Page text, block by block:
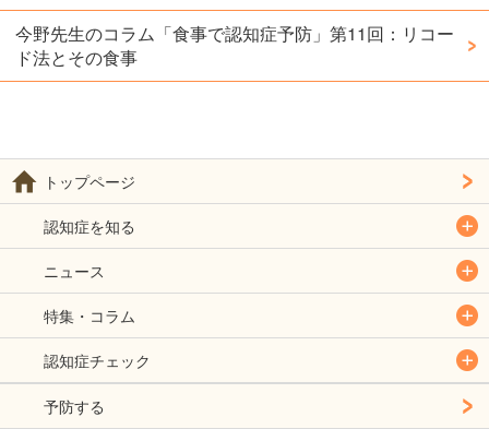
今野先生のコラム「食事で認知症予防」第11回：リコー
ド法とその食事
トップページ
認知症を知る
ニュース
特集・コラム
認知症チェック
予防する